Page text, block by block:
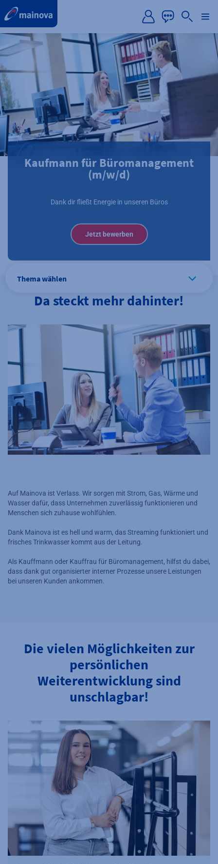
Kaufmann für Büromanagement
(m/w/d)
Dank dir fließt Energie in unseren Büros
Jetzt bewerben
Thema wählen
Da steckt mehr dahinter!
Auf Mainova ist Verlass. Wir sorgen mit Strom, Gas, Wärme und
Wasser dafür, dass Unternehmen zuverlässig funktionieren und
Menschen sich zuhause wohlfühlen.
Dank Mainova ist es hell und warm, das Streaming funktioniert und
frisches Trinkwasser kommt aus der Leitung.
Als Kauffmann oder Kauffrau für Büromanagement, hilfst du dabei,
dass dank gut organisierter interner Prozesse unsere Leistungen
bei unseren Kunden ankommen.
Die vielen Möglichkeiten zur
persönlichen
Weiterentwicklung sind
unschlagbar!